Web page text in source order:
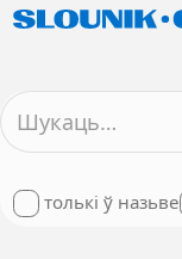
толькі ў назьве